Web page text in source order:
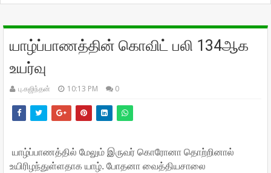
யாழ்ப்பாணத்தின் கொவிட் பலி 134ஆக
உயர்வு
பு.கஜிந்தன் 10:13 PM 0
யாழ்ப்பாணத்தில் மேலும் இருவர் கொரோனா தொற்றினால்
உயிரிழந்துள்ளதாக யாழ். போதனா வைத்தியசாலை